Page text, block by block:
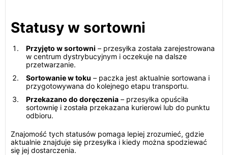
Statusy w sortowni
Przyjęto w sortowni – przesyłka została zarejestrowana
w centrum dystrybucyjnym i oczekuje na dalsze
przetwarzanie.
Sortowanie w toku – paczka jest aktualnie sortowana i
przygotowywana do kolejnego etapu transportu.
Przekazano do doręczenia – przesyłka opuściła
sortownię i została przekazana kurierowi lub do punktu
odbioru.
Znajomość tych statusów pomaga lepiej zrozumieć, gdzie
aktualnie znajduje się przesyłka i kiedy można spodziewać
się jej dostarczenia.